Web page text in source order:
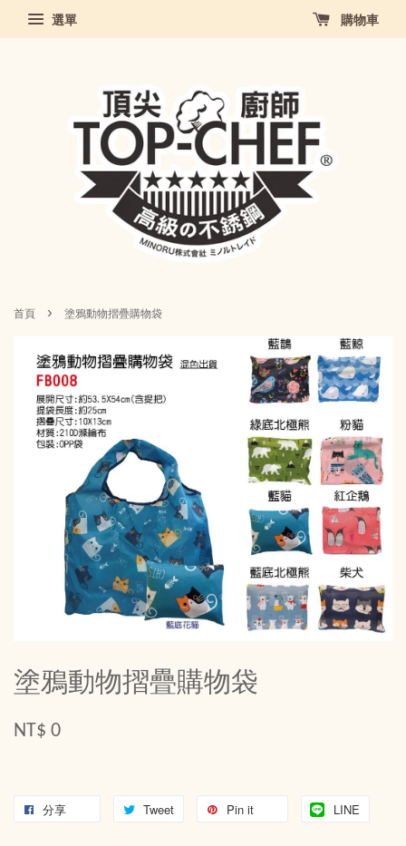
選單 購物車
首頁 › 塗鴉動物摺疊購物袋
塗鴉動物摺疊購物袋
NT$ 0
分享 Tweet Pin it LINE